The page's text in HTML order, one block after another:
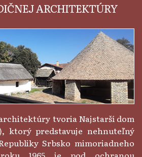
ARCHITEKTÚRY
tvoria Najstarší dom
ktorý predstavuje nehnuteľný
Srbsko mimoriadneho